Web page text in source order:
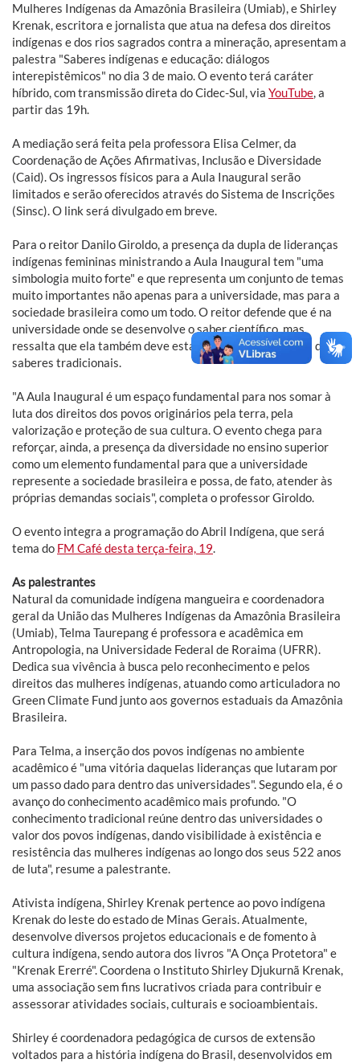
Mulheres Indígenas da Amazônia Brasileira (Umiab), e Shirley
Krenak, escritora e jornalista que atua na defesa dos direitos
indígenas e dos rios sagrados contra a mineração, apresentam a
palestra "Saberes indígenas e educação: diálogos
interepistêmicos" no dia 3 de maio. O evento terá caráter
híbrido, com transmissão direta do Cidec-Sul, via YouTube, a
partir das 19h.
A mediação será feita pela professora Elisa Celmer, da
Coordenação de Ações Afirmativas, Inclusão e Diversidade
(Caid). Os ingressos físicos para a Aula Inaugural serão
limitados e serão oferecidos através do Sistema de Inscrições
(Sinsc). O link será divulgado em breve.
Para o reitor Danilo Giroldo, a presença da dupla de lideranças
indígenas femininas ministrando a Aula Inaugural tem "uma
simbologia muito forte" e que representa um conjunto de temas
muito importantes não apenas para a universidade, mas para a
sociedade brasileira como um todo. O reitor defende que é na
universidade onde se desenvolve o saber científico, mas
ressalta que ela também deve estar atenta à importância dos
saberes tradicionais.
"A Aula Inaugural é um espaço fundamental para nos somar à
luta dos direitos dos povos originários pela terra, pela
valorização e proteção de sua cultura. O evento chega para
reforçar, ainda, a presença da diversidade no ensino superior
como um elemento fundamental para que a universidade
represente a sociedade brasileira e possa, de fato, atender às
próprias demandas sociais", completa o professor Giroldo.
O evento integra a programação do Abril Indígena, que será
tema do FM Café desta terça-feira, 19.
As palestrantes
Natural da comunidade indígena mangueira e coordenadora
geral da União das Mulheres Indígenas da Amazônia Brasileira
(Umiab), Telma Taurepang é professora e acadêmica em
Antropologia, na Universidade Federal de Roraima (UFRR).
Dedica sua vivência à busca pelo reconhecimento e pelos
direitos das mulheres indígenas, atuando como articuladora no
Green Climate Fund junto aos governos estaduais da Amazônia
Brasileira.
Para Telma, a inserção dos povos indígenas no ambiente
acadêmico é "uma vitória daquelas lideranças que lutaram por
um passo dado para dentro das universidades". Segundo ela, é o
avanço do conhecimento acadêmico mais profundo. "O
conhecimento tradicional reúne dentro das universidades o
valor dos povos indígenas, dando visibilidade à existência e
resistência das mulheres indígenas ao longo dos seus 522 anos
de luta", resume a palestrante.
Ativista indígena, Shirley Krenak pertence ao povo indígena
Krenak do leste do estado de Minas Gerais. Atualmente,
desenvolve diversos projetos educacionais e de fomento à
cultura indígena, sendo autora dos livros "A Onça Protetora" e
"Krenak Ererré". Coordena o Instituto Shirley Djukurnã Krenak,
uma associação sem fins lucrativos criada para contribuir e
assessorar atividades sociais, culturais e socioambientais.
Shirley é coordenadora pedagógica de cursos de extensão
voltados para a história indígena do Brasil, desenvolvidos em